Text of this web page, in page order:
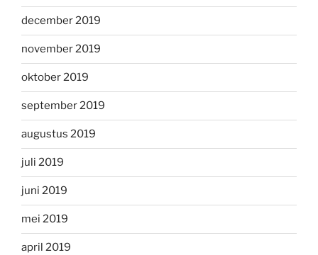
december 2019
november 2019
oktober 2019
september 2019
augustus 2019
juli 2019
juni 2019
mei 2019
april 2019